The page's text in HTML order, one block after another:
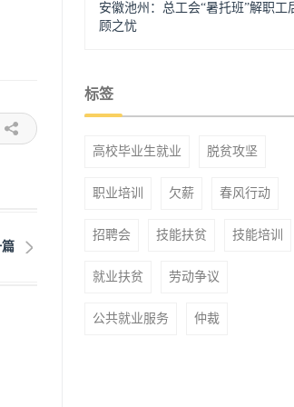
篇
安徽池州：总工会“暑托班”解职工
顾之忧
标签
高校毕业生就业 脱贫攻坚
职业培训 欠薪 春风行动
招聘会 技能扶贫 技能培训
就业扶贫 劳动争议
公共就业服务 仲裁